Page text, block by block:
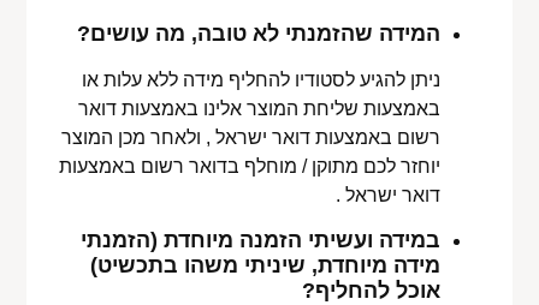
המידה שהזמנתי לא טובה, מה עושים?
ניתן להגיע לסטודיו להחליף מידה ללא עלות או
באמצעות שליחת המוצר אלינו באמצעות דואר
רשום באמצעות דואר ישראל , ולאחר מכן המוצר
יוחזר לכם מתוקן / מוחלף בדואר רשום באמצעות
דואר ישראל .
במידה ועשיתי הזמנה מיוחדת (הזמנתי
מידה מיוחדת, שיניתי משהו בתכשיט)
אוכל להחליף?